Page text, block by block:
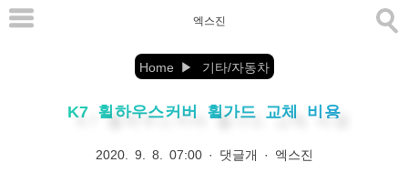
본
엑스진
Home 기타/자동차
K7 휠하우스커버 휠가드 교체 비용
2020. 9. 8. 07:00· 댓글개 · 엑스진